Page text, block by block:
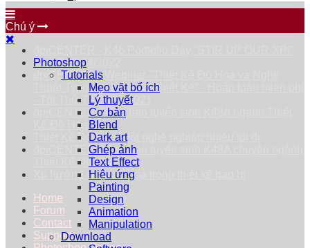
Chú ý
Thứ 7 23/04/2022
dpiCENTER - Webinar "Thiết Kế Đồ Họa và Nghệ
Thuật Typography trong Thiết Kế" - Hoàn toàn miễn phí
- Tối Thứ 7 - 25/09/2021
dpiCENTER thông báo tuyển sinh K48A ngành Thiết
Kế Đồ Họa
Thiết Kế Đồ Họa: Một nghề nghiệp nhiều lối đi
dpiCENTER thông báo tuyển sinh K48A chuyên ngành
Thiết Kế Đồ Họa
Xu hướng vẽ minh họa trong thiết kế bao bì
Home
Forum
Contact
Support
Photoshop
Tutorials
Mẹo vặt bổ ích
Lý thuyết
Cơ bản
Blend
Dark art
Ghép ảnh
Text Effect
Hiệu ứng
Painting
Design
Animation
Manipulation
Download